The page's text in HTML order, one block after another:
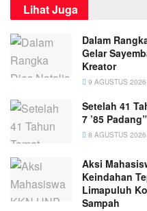
Lihat Juga
Dalam
Gelar
Kreator
9 AGUSTUS 2026
Setelah 41
7 ’85
8 AGUSTUS 2026
Aksi
Keindahan
Limapuluh
Sampah